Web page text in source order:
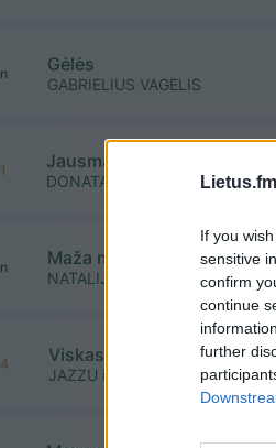
If you
sensitive
confirm
continue
further
n Gėlės
GABRIELIUS VAGELIS
1 Jausmai
DONATAS MONTVYDAS
n Maža mergaitė
NATALIJA BUNKE
4 Viskas puiku
JAZZU ir GAMKA